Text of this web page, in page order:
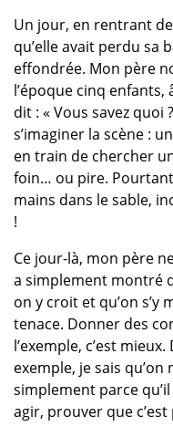
Un jour, en rentrant
qu’elle avait perdu sa
effondrée. Mon père
l’époque cinq enfants,
dit : « Vous savez quoi
s’imaginer la scène :
en train de chercher
foin… ou pire.
mains dans le sable,
!
Ce jour-là, mon père
a simplement montré
on y croit et qu’on s’y
tenace. Donner des
l’exemple, c’est
exemple, je sais qu’on
simplement parce
agir, prouver que c’est